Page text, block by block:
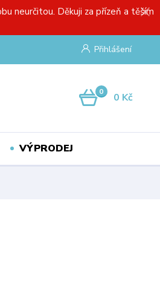
neurčitou. Děkuji za přízeň a těším
Přihlášení
0 0 Kč
VÝPRODEJ